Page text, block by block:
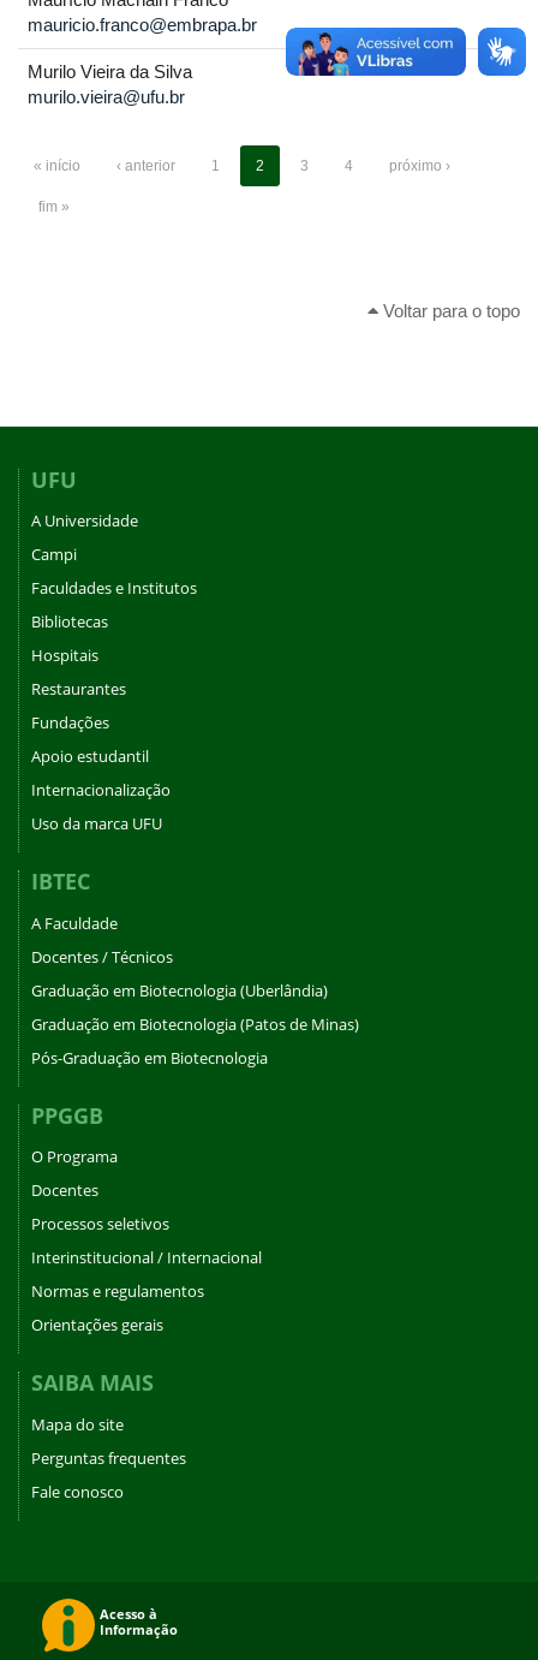
mauricio.franco@embrapa.br
Murilo Vieira da Silva
murilo.vieira@ufu.br
« início ‹ anterior 1 2 3 4 próximo ›
fim »
Voltar para o topo
UFU
A Universidade
Campi
Faculdades e Institutos
Bibliotecas
Hospitais
Restaurantes
Fundações
Apoio estudantil
Internacionalização
Uso da marca UFU
IBTEC
A Faculdade
Docentes / Técnicos
Graduação em Biotecnologia (Uberlândia)
Graduação em Biotecnologia (Patos de Minas)
Pós-Graduação em Biotecnologia
PPGGB
O Programa
Docentes
Processos seletivos
Interinstitucional / Internacional
Normas e regulamentos
Orientações gerais
SAIBA MAIS
Mapa do site
Perguntas frequentes
Fale conosco